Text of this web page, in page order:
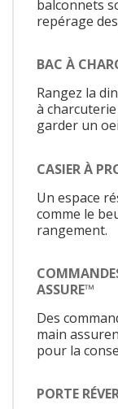
balconnets
repérage
BAC À
Rangez la
à
garder un
CASIER À
Un espace
comme le
rangement.
ASSURE™
Des
main
pour la
PORTE